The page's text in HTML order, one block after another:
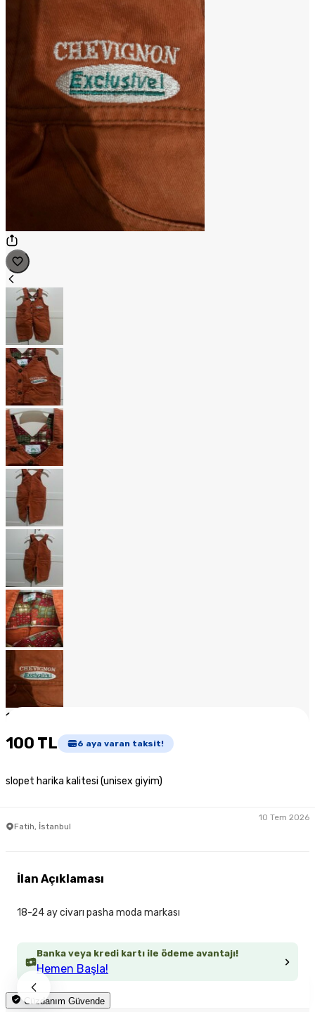
1
100 TL 6 aya varan taksit!
slopet harika kalitesi (unisex giyim)
Fatih, İstanbul
10 Tem 2026
Banka veya kredi kartı ile ödeme avantajı!
Hemen Başla!
Cüzdanım Güvende
İlan Açıklaması
18-24 ay civarı pasha moda markası